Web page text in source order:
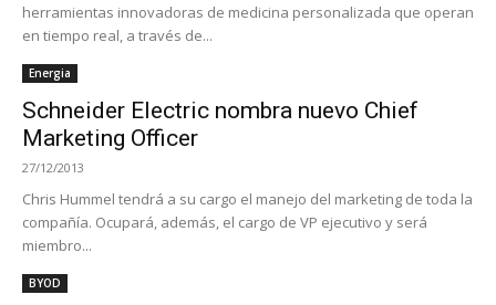
herramientas innovadoras de medicina personalizada que operan
en tiempo real, a través de...
Energia
Schneider Electric nombra nuevo Chief
Marketing Officer
27/12/2013
Chris Hummel tendrá a su cargo el manejo del marketing de toda la
compañía. Ocupará, además, el cargo de VP ejecutivo y será
miembro...
BYOD